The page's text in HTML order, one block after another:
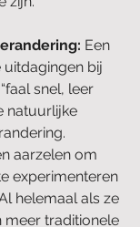
Een
bij
snel, leer
natuurlijke
aarzelen om
experimenteren
helemaal als ze
meer traditionele